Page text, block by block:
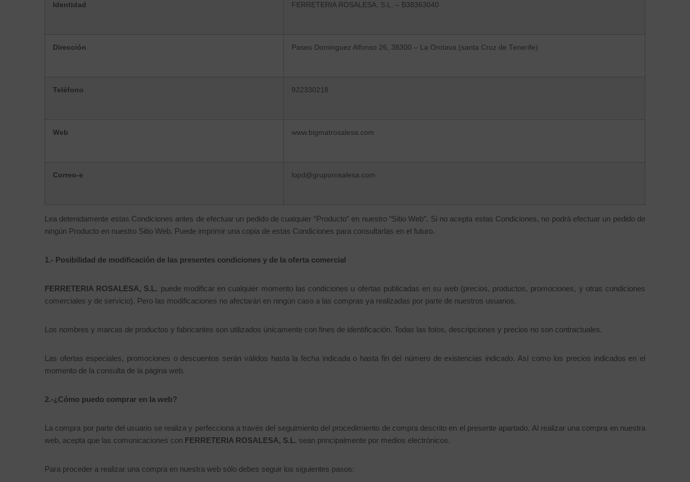
Identidad FERRETERIA ROSALESA, S.L. – B38363040
Dirección Paseo Dominguez Alfonso 26, 38300 – La Orotava (santa Cruz de Tenerife)
Teléfono 922330218
Web www.bigmatrosalesa.com
Correo-e lopd@gruporosalesa.com
Lea detenidamente estas Condiciones antes de efectuar un pedido de cualquier “Producto” en nuestro “Sitio Web”. Si no acepta estas Condiciones, no podrá efectuar un pedido de
ningún Producto en nuestro Sitio Web. Puede imprimir una copia de estas Condiciones para consultarlas en el futuro.
1.- Posibilidad de modificación de las presentes condiciones y de la oferta comercial
FERRETERIA ROSALESA, S.L. puede modificar en cualquier momento las condiciones u ofertas publicadas en su web (precios, productos, promociones, y otras condiciones
comerciales y de servicio). Pero las modificaciones no afectarán en ningún caso a las compras ya realizadas por parte de nuestros usuarios.
Los nombres y marcas de productos y fabricantes son utilizados únicamente con fines de identificación. Todas las fotos, descripciones y precios no son contractuales.
Las ofertas especiales, promociones o descuentos serán válidos hasta la fecha indicada o hasta fin del número de existencias indicado. Así como los precios indicados en el
momento de la consulta de la página web.
2.-¿Cómo puedo comprar en la web?
La compra por parte del usuario se realiza y perfecciona a través del seguimiento del procedimiento de compra descrito en el presente apartado. Al realizar una compra en nuestra
web, acepta que las comunicaciones con FERRETERIA ROSALESA, S.L. sean principalmente por medios electrónicos.
Para proceder a realizar una compra en nuestra web sólo debes seguir los siguientes pasos: